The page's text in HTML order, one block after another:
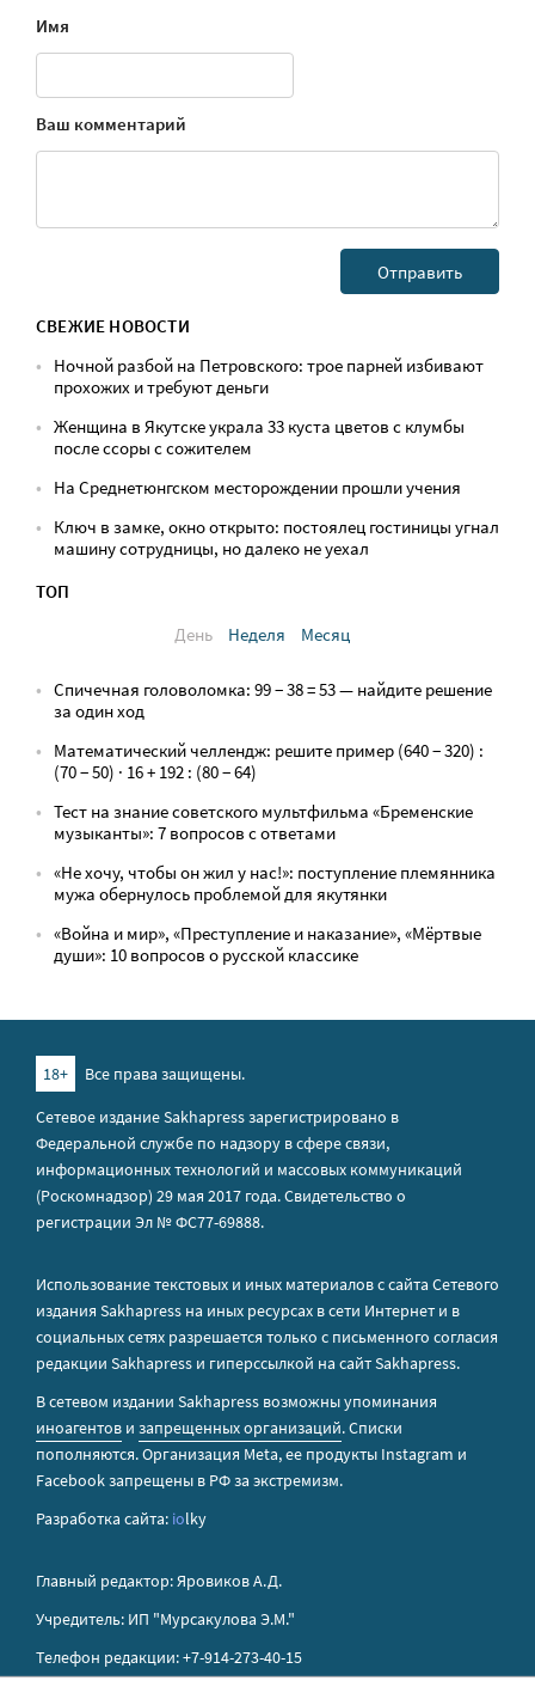
Имя
Ваш комментарий
СВЕЖИЕ НОВОСТИ
Ночной разбой на Петровского: трое парней избивают
прохожих и требуют деньги
Женщина в Якутске украла 33 куста цветов с клумбы
после ссоры с сожителем
На Среднетюнгском месторождении прошли учения
Ключ в замке, окно открыто: постоялец гостиницы угнал
машину сотрудницы, но далеко не уехал
ТОП
День
Неделя Месяц
Спичечная головоломка: 99 − 38 = 53 — найдите решение
за один ход
Математический челлендж: решите пример (640 − 320) :
(70 − 50) · 16 + 192 : (80 − 64)
Тест на знание советского мультфильма «Бременские
музыканты»: 7 вопросов с ответами
«Не хочу, чтобы он жил у нас!»: поступление племянника
мужа обернулось проблемой для якутянки
«Война и мир», «Преступление и наказание», «Мёртвые
души»: 10 вопросов о русской классике
18+
Все права защищены.
Сетевое издание Sakhapress зарегистрировано в
Федеральной службе по надзору в сфере связи,
информационных технологий и массовых коммуникаций
(Роскомнадзор) 29 мая 2017 года. Свидетельство о
регистрации Эл № ФС77-69888.
Использование текстовых и иных материалов с сайта Сетевого
издания Sakhapress на иных ресурсах в сети Интернет и в
социальных сетях разрешается только с письменного согласия
редакции Sakhapress и гиперссылкой на сайт Sakhapress.
В сетевом издании Sakhapress возможны упоминания
иноагентов и запрещенных организаций. Списки
пополняются. Организация Metа, ее продукты Instagram и
Facebook запрещены в РФ за экстремизм.
Разработка сайта: iolky
Главный редактор: Яровиков А.Д.
Учредитель: ИП "Мурсакулова Э.М."
Телефон редакции: +7-914-273-40-15